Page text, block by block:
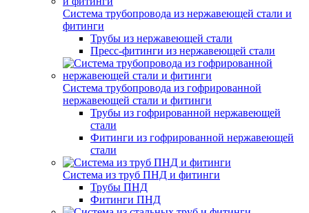
Система трубопровода из нержавеющей стали и
фитинги
Трубы из нержавеющей стали
Пресс-фитинги из нержавеющей стали
Система трубопровода из гофрированной
нержавеющей стали и фитинги
Трубы из гофрированной нержавеющей
стали
Фитинги из гофрированной нержавеющей
стали
Система из труб ПНД и фитинги
Трубы ПНД
Фитинги ПНД